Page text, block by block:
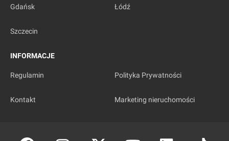
Gdańsk Łódź
Szczecin
INFORMACJE
Regulamin Polityka Prywatności
Kontakt Marketing nieruchomości